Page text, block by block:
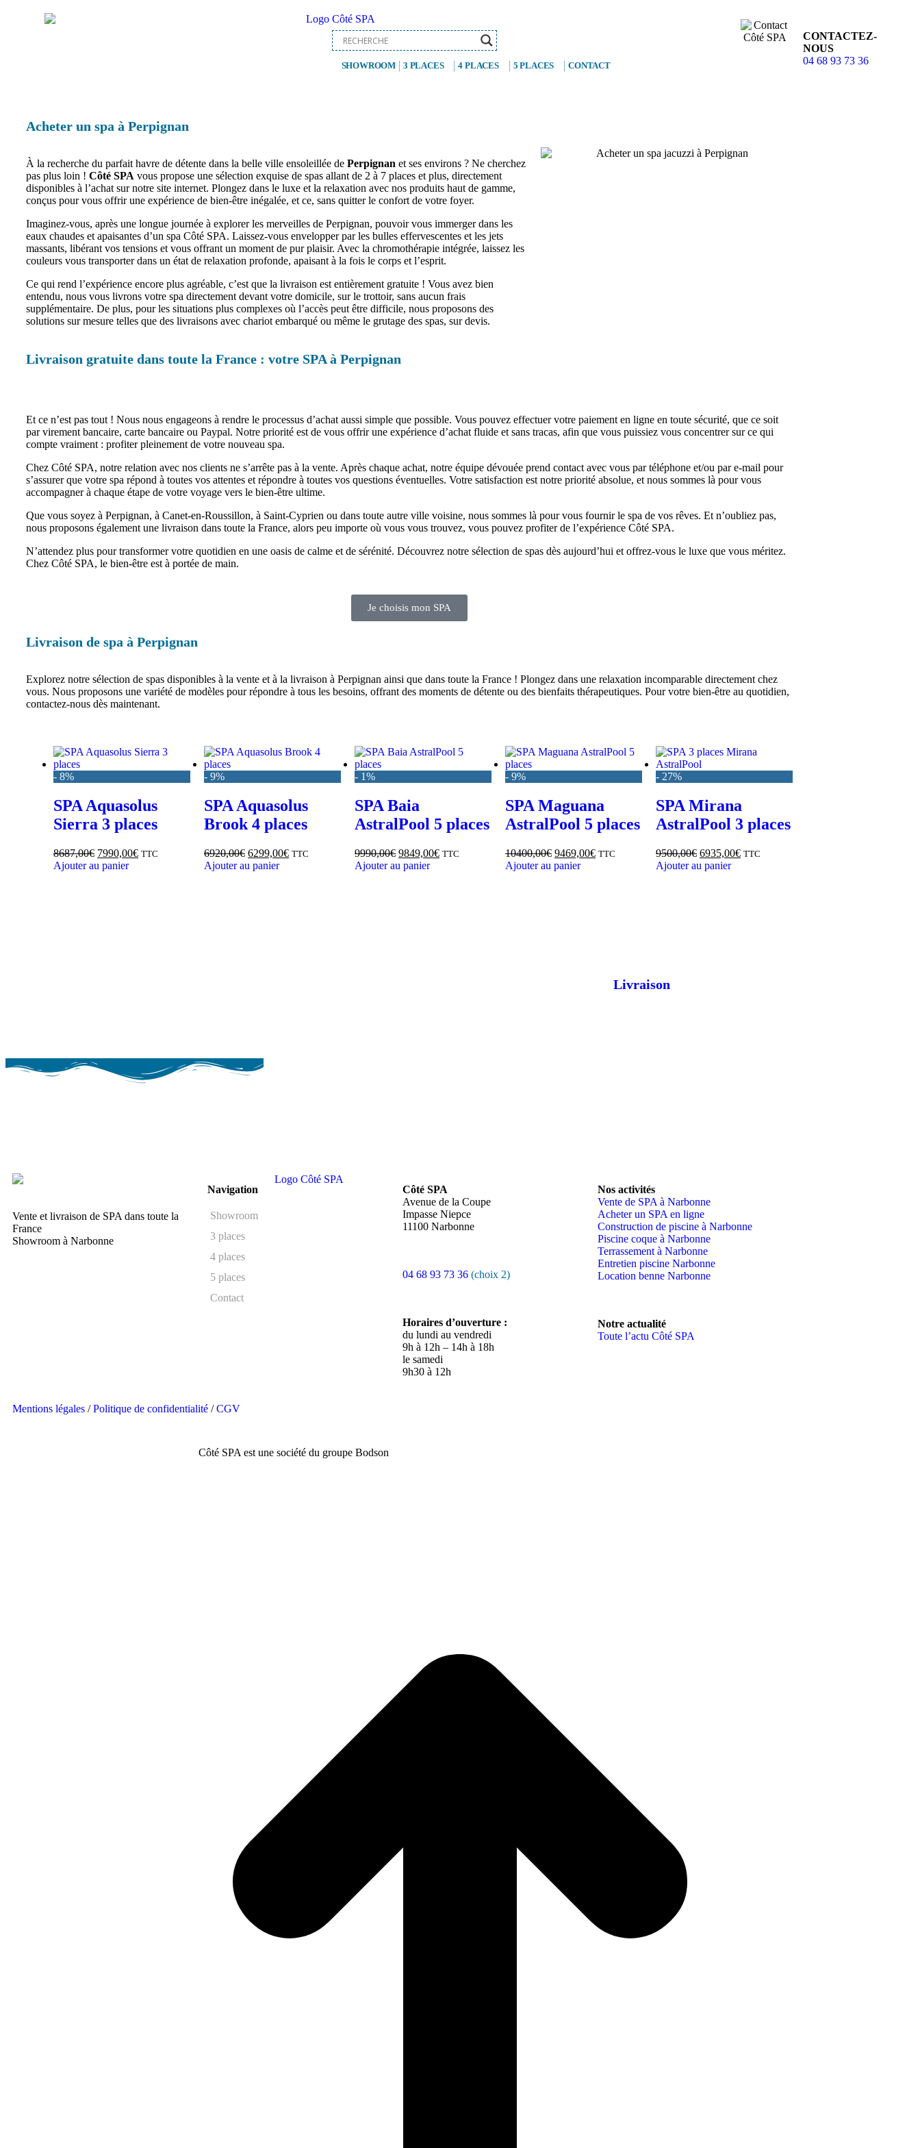
SHOWROOM 3 PLACES 4 PLACES 5 PLACES CONTACT
CONTACTEZ-
NOUS
04 68 93 73 36
Acheter un spa à Perpignan
À la recherche du parfait havre de détente dans la belle ville ensoleillée de Perpignan et ses environs ? Ne cherchez
pas plus loin ! Côté SPA vous propose une sélection exquise de spas allant de 2 à 7 places et plus, directement
disponibles à l’achat sur notre site internet. Plongez dans le luxe et la relaxation avec nos produits haut de gamme,
conçus pour vous offrir une expérience de bien-être inégalée, et ce, sans quitter le confort de votre foyer.
Imaginez-vous, après une longue journée à explorer les merveilles de Perpignan, pouvoir vous immerger dans les
eaux chaudes et apaisantes d’un spa Côté SPA. Laissez-vous envelopper par les bulles effervescentes et les jets
massants, libérant vos tensions et vous offrant un moment de pur plaisir. Avec la chromothérapie intégrée, laissez les
couleurs vous transporter dans un état de relaxation profonde, apaisant à la fois le corps et l’esprit.
Ce qui rend l’expérience encore plus agréable, c’est que la livraison est entièrement gratuite ! Vous avez bien
entendu, nous vous livrons votre spa directement devant votre domicile, sur le trottoir, sans aucun frais
supplémentaire. De plus, pour les situations plus complexes où l’accès peut être difficile, nous proposons des
solutions sur mesure telles que des livraisons avec chariot embarqué ou même le grutage des spas, sur devis.
Livraison gratuite dans toute la France : votre SPA à Perpignan
Et ce n’est pas tout ! Nous nous engageons à rendre le processus d’achat aussi simple que possible. Vous pouvez effectuer votre paiement en ligne en toute sécurité, que ce soit
par virement bancaire, carte bancaire ou Paypal. Notre priorité est de vous offrir une expérience d’achat fluide et sans tracas, afin que vous puissiez vous concentrer sur ce qui
compte vraiment : profiter pleinement de votre nouveau spa.
Chez Côté SPA, notre relation avec nos clients ne s’arrête pas à la vente. Après chaque achat, notre équipe dévouée prend contact avec vous par téléphone et/ou par e-mail pour
s’assurer que votre spa répond à toutes vos attentes et répondre à toutes vos questions éventuelles. Votre satisfaction est notre priorité absolue, et nous sommes là pour vous
accompagner à chaque étape de votre voyage vers le bien-être ultime.
Que vous soyez à Perpignan, à Canet-en-Roussillon, à Saint-Cyprien ou dans toute autre ville voisine, nous sommes là pour vous fournir le spa de vos rêves. Et n’oubliez pas,
nous proposons également une livraison dans toute la France, alors peu importe où vous vous trouvez, vous pouvez profiter de l’expérience Côté SPA.
N’attendez plus pour transformer votre quotidien en une oasis de calme et de sérénité. Découvrez notre sélection de spas dès aujourd’hui et offrez-vous le luxe que vous méritez.
Chez Côté SPA, le bien-être est à portée de main.
Je choisis mon SPA
Livraison de spa à Perpignan
Explorez notre sélection de spas disponibles à la vente et à la livraison à Perpignan ainsi que dans toute la France ! Plongez dans une relaxation incomparable directement chez
vous. Nous proposons une variété de modèles pour répondre à tous les besoins, offrant des moments de détente ou des bienfaits thérapeutiques. Pour votre bien-être au quotidien,
contactez-nous dès maintenant.
- 8%
SPA Aquasolus
Sierra 3 places
8687,00€ 7990,00€ TTC
Ajouter au panier
- 9%
SPA Aquasolus
Brook 4 places
6920,00€ 6299,00€ TTC
Ajouter au panier
- 1%
SPA Baia
AstralPool 5 places
9990,00€ 9849,00€ TTC
Ajouter au panier
- 9%
SPA Maguana
AstralPool 5 places
10400,00€ 9469,00€ TTC
Ajouter au panier
- 27%
SPA Mirana
AstralPool 3 places
9500,00€ 6935,00€ TTC
Ajouter au panier
Livraison
Vente et livraison de SPA dans toute la
France
Showroom à Narbonne
Navigation
Showroom
3 places
4 places
5 places
Contact
Côté SPA
Avenue de la Coupe
Impasse Niepce
11100 Narbonne
04 68 93 73 36 (choix 2)
Horaires d’ouverture :
du lundi au vendredi
9h à 12h – 14h à 18h
le samedi
9h30 à 12h
Nos activités
Vente de SPA à Narbonne
Acheter un SPA en ligne
Construction de piscine à Narbonne
Piscine coque à Narbonne
Terrassement à Narbonne
Entretien piscine Narbonne
Location benne Narbonne
Notre actualité
Toute l’actu Côté SPA
Mentions légales /Politique de confidentialité /CGV
Côté SPA est une société du groupe Bodson